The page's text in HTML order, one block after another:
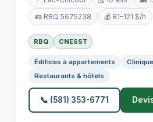
🪪 RBQ 5675238
💰 81–121 $/h
RBQ CNESST
Édifices à appartements
Restaurants & hôtels
📞 (581) 353-6771